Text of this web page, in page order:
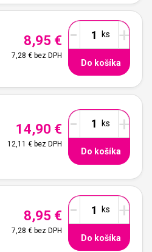
8,95 €
7,28 €bez DPH
- +
Do košíka
14,90 €
12,11 €bez DPH
- +
Do košíka
8,95 €
7,28 €bez DPH
- +
Do košíka